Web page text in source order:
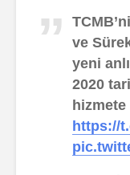
ve
yeni
2020
hizmete
https://